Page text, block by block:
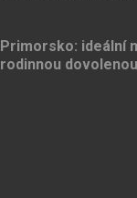
Primorsko: ideální
rodinnou